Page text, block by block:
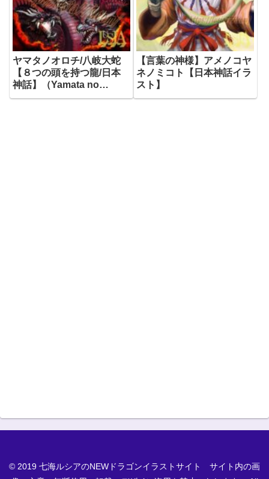
ヤマタノオロチ/八岐大蛇
【８つの頭を持つ龍/日本
神話】（Yamata no
Orochi: The 8-headed
【言葉の神様】アメノコヤ
ネノミコト【日本神話イラ
スト】
© 2019 七海ルシアのNEWドラゴンイラストサイト サイト内の画